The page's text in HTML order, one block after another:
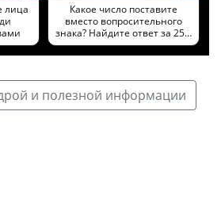
лица
Какое число поставите
вместо вопросительного
знака? Найдите ответ за 25…
и полезной информации